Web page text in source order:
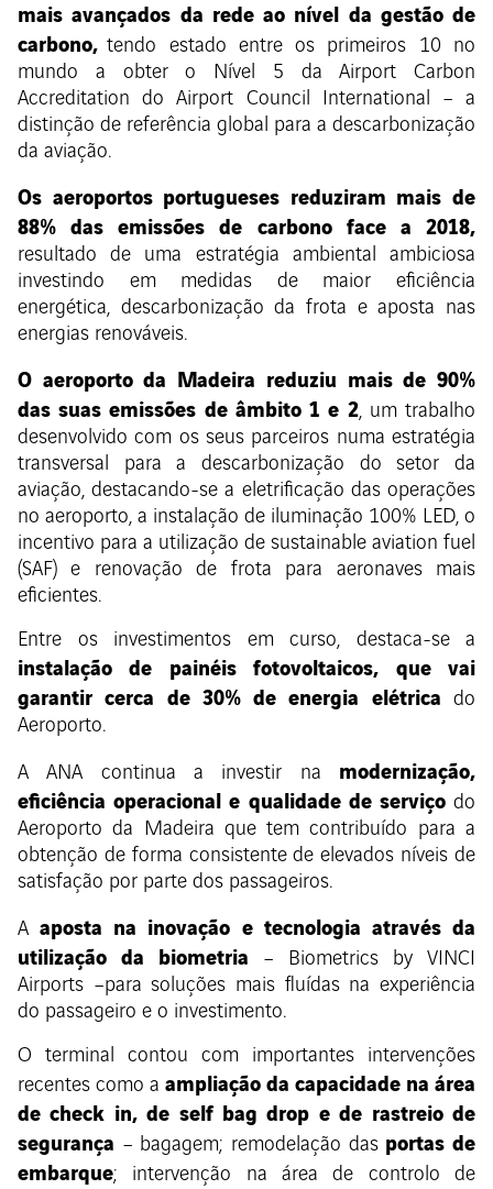
mais avançados da rede ao nível da gestão de
carbono,tendo estado entre os primeiros 10 no
mundo a obter o Nível 5 da Airport Carbon
Accreditation do Airport Council International – a
distinção de referência global para a descarbonização
da aviação.
Os aeroportos portugueses reduziram mais de
88% das emissões de carbono face a 2018,
resultado de uma estratégia ambiental ambiciosa
investindo em medidas de maior eficiência
energética, descarbonização da frota e aposta nas
energias renováveis.
O aeroporto da Madeira reduziu mais de 90%
das suas emissões de âmbito 1 e 2, um trabalho
desenvolvido com os seus parceiros numa estratégia
transversal para a descarbonização do setor da
aviação, destacando-se a eletrificação das operações
no aeroporto, a instalação de iluminação 100% LED, o
incentivo para a utilização de sustainable aviation fuel
(SAF) e renovação de frota para aeronaves mais
eficientes.
Entre os investimentos em curso, destaca-se a
instalação de painéis fotovoltaicos, que vai
garantir cerca de 30% de energia elétrica do
Aeroporto.
A ANA continua a investir na modernização,
eficiência operacional e qualidade de serviçodo
Aeroporto da Madeira que tem contribuído para a
obtenção de forma consistente de elevados níveis de
satisfação por parte dos passageiros.
Aaposta na inovação e tecnologia através da
utilização da biometria – Biometrics by VINCI
Airports –para soluções mais fluídas na experiência
do passageiro e o investimento.
O terminal contou com importantes intervenções
recentes como a ampliação da capacidade na área
de check in, de self bag drop e de rastreio de
segurança – bagagem; remodelação das portas de
embarque; intervenção na área de controlo de